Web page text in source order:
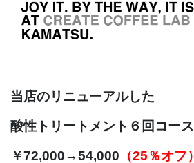
当店のリニューアルした
酸性トリートメント ６ 回コース
￥72,000→54,000 （25％オフ）